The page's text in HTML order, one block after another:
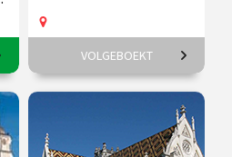
6-daagse reis o.l.v. Frederike
Upmeijer.
vanaf 18
aug.
VOLGEBOEKT